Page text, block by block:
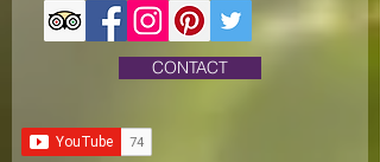
CONTACT